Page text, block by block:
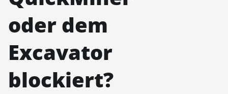
oder dem
Excavator
blockiert?